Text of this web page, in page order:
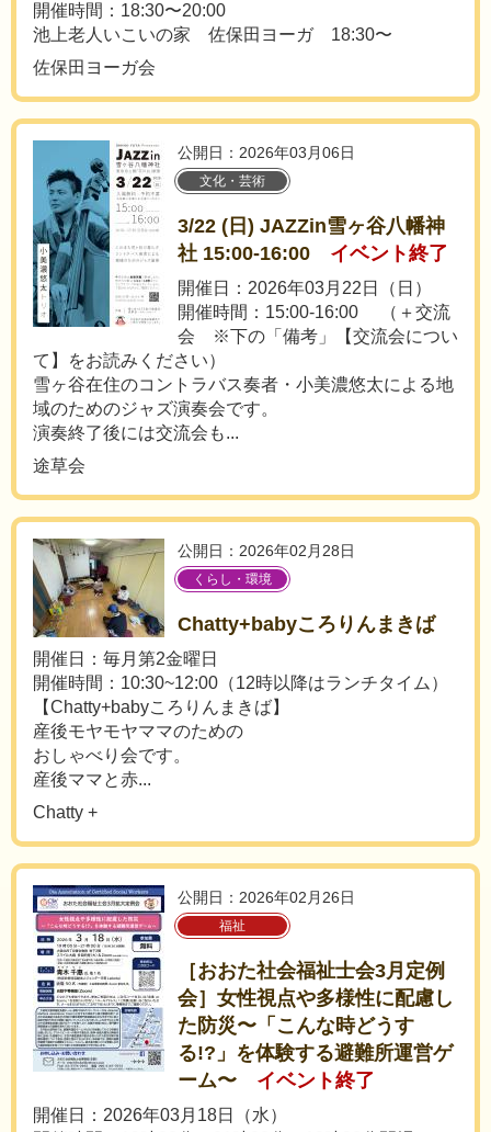
開催時間：18:30〜20:00
池上老人いこいの家 佐保田ヨーガ 18:30〜
佐保田ヨーガ会
公開日：2026年03月06日
文化・芸術
3/22 (日) JAZZin雪ヶ谷八幡神
社 15:00-16:00
イベント終了
開催日：2026年03月22日（日）
開催時間：15:00-16:00 （＋交流
会 ※下の「備考」【交流会につい
て】をお読みください）
雪ヶ谷在住のコントラバス奏者・小美濃悠太による地
域のためのジャズ演奏会です。
演奏終了後には交流会も...
途草会
公開日：2026年02月28日
くらし・環境
Chatty+babyころりんまきば
開催日：毎月第2金曜日
開催時間：10:30~12:00（12時以降はランチタイム）
【Chatty+babyころりんまきば】
産後モヤモヤママのための
おしゃべり会です。
産後ママと赤...
Chatty +
公開日：2026年02月26日
福祉
［おおた社会福祉士会3月定例
会］女性視点や多様性に配慮し
た防災〜「こんな時どうす
る!?」を体験する避難所運営ゲ
ーム〜
イベント終了
開催日：2026年03月18日（水）